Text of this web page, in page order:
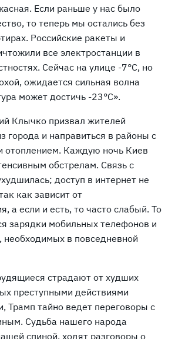
Если раньше у нас было
то теперь мы остались без
Российские ракеты и
все электростанции в
Сейчас на улице -7°C, но
ожидается сильная волна
может достичь -23°C».
Клычко призвал жителей
города и направиться в районы с
отоплением. Каждую ночь Киев
обстрелам. Связь с
доступ в интернет не
как зависит от
а если и есть, то часто слабый. То
зарядки мобильных телефонов и
необходимых в повседневной
страдают от худших
преступными действиями
Трамп тайно ведет переговоры с
Судьба нашего народа
спиной, ходят разговоры о